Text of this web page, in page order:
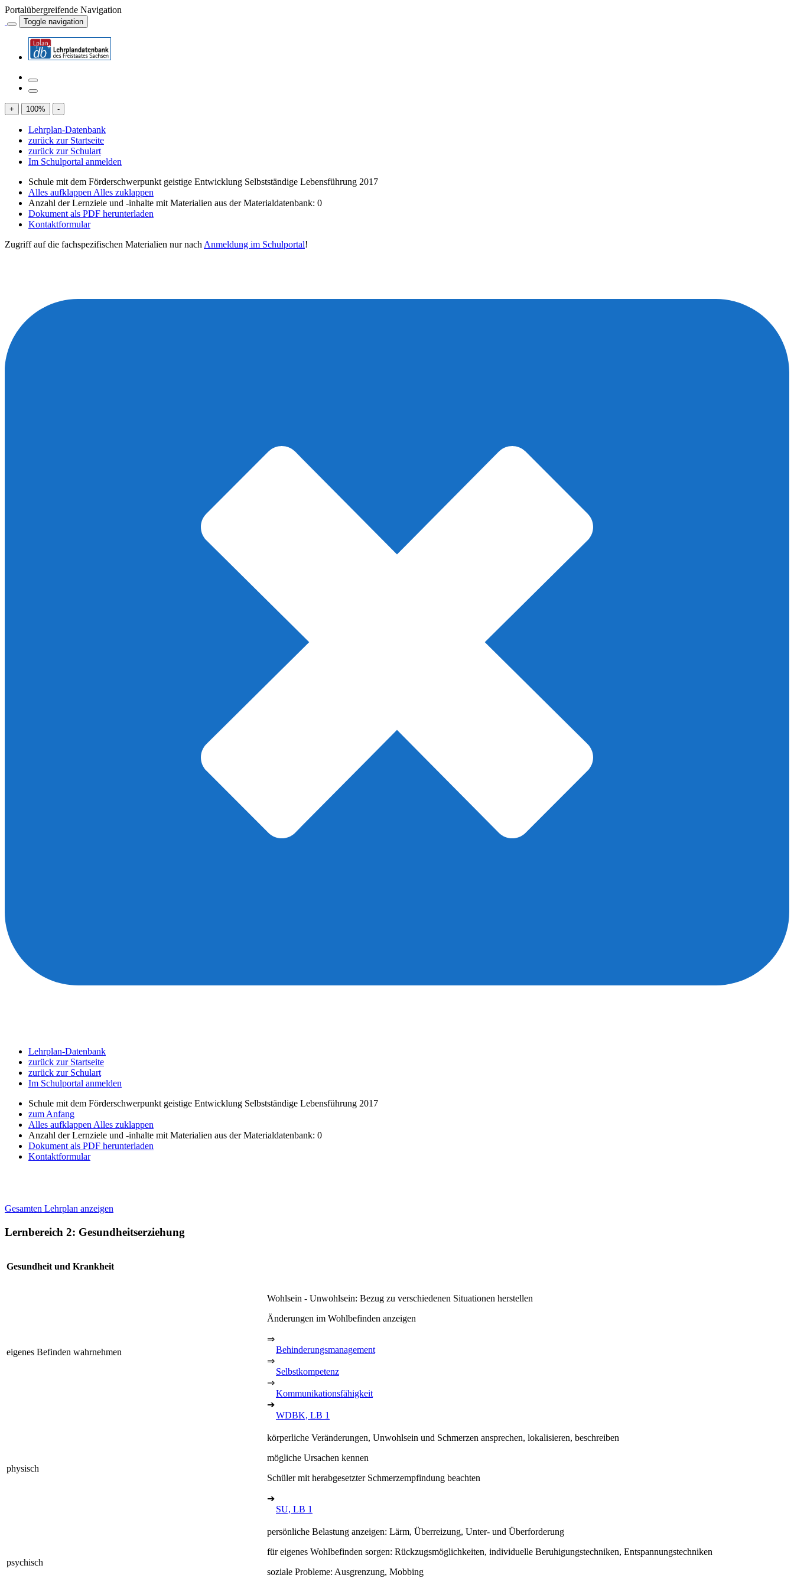
Portalübergreifende Navigation
Toggle navigation
+ 100% -
Lehrplan-Datenbank
zurück zur Startseite
zurück zur Schulart
Im Schulportal anmelden
Schule mit dem Förderschwerpunkt geistige Entwicklung Selbstständige Lebensführung 2017
Alles aufklappen Alles zuklappen
Anzahl der Lernziele und -inhalte mit Materialien aus der Materialdatenbank: 0
Dokument als PDF herunterladen
Kontaktformular
Zugriff auf die fachspezifischen Materialien nur nach Anmeldung im Schulportal!
Lehrplan-Datenbank
zurück zur Startseite
zurück zur Schulart
Im Schulportal anmelden
Schule mit dem Förderschwerpunkt geistige Entwicklung Selbstständige Lebensführung 2017
zum Anfang
Alles aufklappen Alles zuklappen
Anzahl der Lernziele und -inhalte mit Materialien aus der Materialdatenbank: 0
Dokument als PDF herunterladen
Kontaktformular
Gesamten Lehrplan anzeigen
Lernbereich 2: Gesundheitserziehung
Gesundheit und Krankheit
eigenes Befinden wahrnehmen
Wohlsein - Unwohlsein: Bezug zu verschiedenen Situationen herstellen
Änderungen im Wohlbefinden anzeigen
⇒
Behinderungsmanagement
⇒
Selbstkompetenz
⇒
Kommunikationsfähigkeit
➔
WDBK, LB 1
physisch
körperliche Veränderungen, Unwohlsein und Schmerzen ansprechen, lokalisieren, beschreiben
mögliche Ursachen kennen
Schüler mit herabgesetzter Schmerzempfindung beachten
➔
SU, LB 1
psychisch
persönliche Belastung anzeigen: Lärm, Überreizung, Unter- und Überforderung
für eigenes Wohlbefinden sorgen: Rückzugsmöglichkeiten, individuelle Beruhigungstechniken, Entspannungstechniken
soziale Probleme: Ausgrenzung, Mobbing